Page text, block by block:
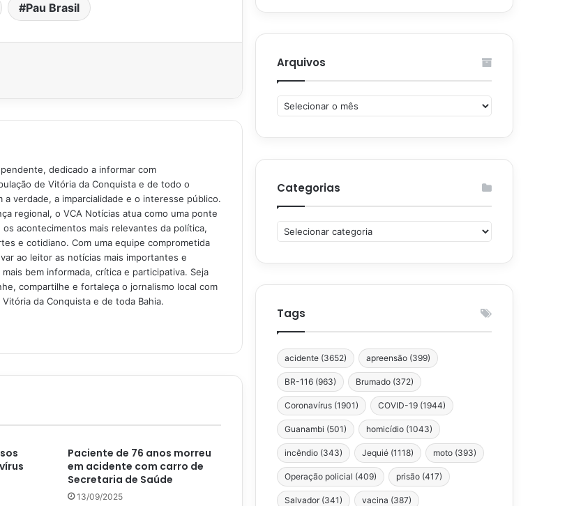
Pau Brasil
dedicado a informar com
de Vitória da Conquista e de todo o
verdade, a imparcialidade e o interesse público.
regional, o VCA Notícias atua como uma ponte
acontecimentos mais relevantes da política,
e cotidiano. Com uma equipe comprometida
ao leitor as notícias mais importantes e
bem informada, crítica e participativa. Seja
compartilhe e fortaleça o jornalismo local com
da Conquista e de toda Bahia.
Paciente de 76 anos morreu
em acidente com carro de
Secretaria de Saúde
13/09/2025
Arquivos
Arquivos
Categorias
Categorias
Tags
acidente (3652) apreensão (399)
BR-116 (963) Brumado (372)
Coronavírus (1901) COVID-19 (1944)
Guanambi (501) homicídio (1043)
incêndio (343) Jequié (1118) moto (393)
Operação policial (409) prisão (417)
Salvador (341) vacina (387)